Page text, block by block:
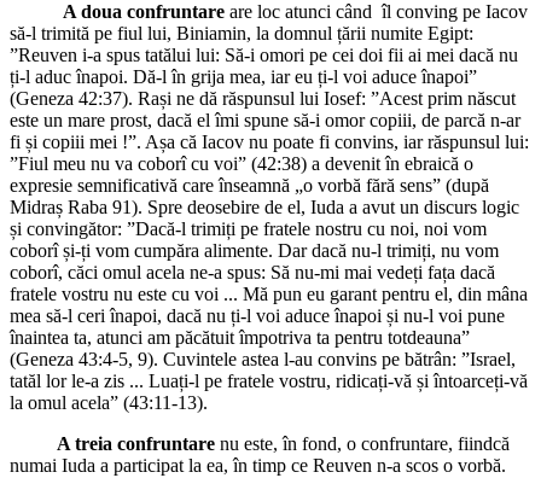
A doua confruntare are loc atunci când îl conving pe Iacov
să-l trimită pe fiul lui, Biniamin, la domnul țării numite Egipt:
”Reuven i-a spus tatălui lui: Să-i omori pe cei doi fii ai mei dacă nu
ți-l aduc înapoi. Dă-l în grija mea, iar eu ți-l voi aduce înapoi”
(Geneza 42:37). Rași ne dă răspunsul lui Iosef: ”Acest prim născut
este un mare prost, dacă el îmi spune să-i omor copiii, de parcă n-ar
fi și copiii mei !”. Așa că Iacov nu poate fi convins, iar răspunsul lui:
”Fiul meu nu va coborî cu voi” (42:38) a devenit în ebraică o
expresie semnificativă care înseamnă „o vorbă fără sens” (după
Midraș Raba 91). Spre deosebire de el, Iuda a avut un discurs logic
și convingător: ”Dacă-l trimiți pe fratele nostru cu noi, noi vom
coborî și-ți vom cumpăra alimente. Dar dacă nu-l trimiți, nu vom
coborî, căci omul acela ne-a spus: Să nu-mi mai vedeți fața dacă
fratele vostru nu este cu voi ... Mă pun eu garant pentru el, din mâna
mea să-l ceri înapoi, dacă nu ți-l voi aduce înapoi și nu-l voi pune
înaintea ta, atunci am păcătuit împotriva ta pentru totdeauna”
(Geneza 43:4-5, 9). Cuvintele astea l-au convins pe bătrân: ”Israel,
tatăl lor le-a zis ... Luați-l pe fratele vostru, ridicați-vă și întoarceți-vă
la omul acela” (43:11-13).
A treia confruntare nu este, în fond, o confruntare, fiindcă
numai Iuda a participat la ea, în timp ce Reuven n-a scos o vorbă.